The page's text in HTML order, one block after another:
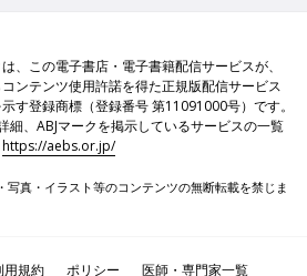
で見る
、この電子書店・電子書籍配信サービスが、
ンテンツ使用許諾を得た正規版配信サービス
す登録商標（登録番号 第11091000号）です。
細、ABJマークを掲示しているサービスの一覧
https://aebs.or.jp/
写真・イラスト等のコンテンツの無断転載を禁じま
用規約 ポリシー 医師・専門家一覧